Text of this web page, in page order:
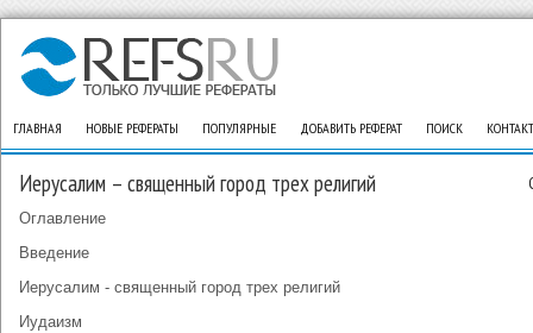
ГЛАВНАЯ НОВЫЕ РЕФЕРАТЫ ПОПУЛЯРНЫЕ ДОБАВИТЬ РЕФЕРАТ ПОИСК
Иерусалим – священный город трех религий
Оглавление
Введение
Иерусалим - священный город трех религий
Иудаизм